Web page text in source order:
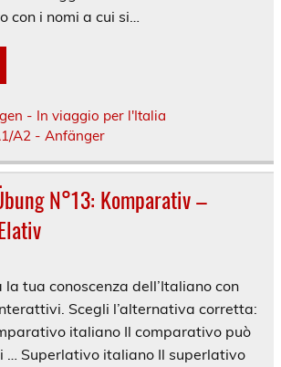
con i nomi a cui si…
- In viaggio per l'Italia
A2 - Anfänger
N°13: Komparativ –
tua conoscenza dell’Italiano con
Scegli l’alternativa corretta:
italiano Il comparativo può
… Superlativo italiano Il superlativo